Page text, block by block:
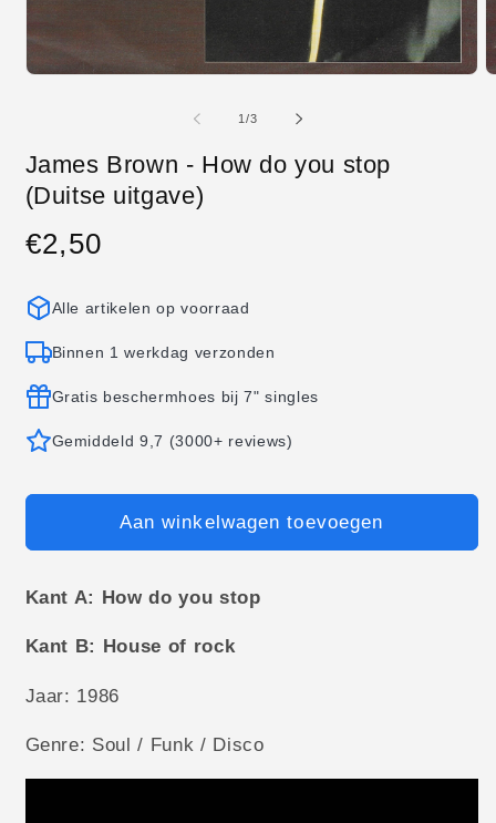
1/van
3
James Brown - How do you stop
(Duitse uitgave)
Normale
€2,50
Alle artikelen op voorraad
Binnen 1 werkdag verzonden
Gratis beschermhoes bij 7" singles
Gemiddeld 9,7 (3000+ reviews)
Aan winkelwagen toevoegen
Kant A: How do you stop
Kant B: House of rock
Jaar: 1986
Genre: Soul / Funk / Disco